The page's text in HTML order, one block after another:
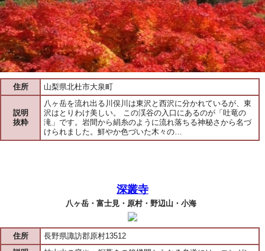
住所 山梨県北杜市大泉町
説明
抜粋
八ヶ岳を流れ出る川俣川は東沢と西沢に分かれているが、東
沢はとりわけ美しい。 この渓谷の入口にあるのが「吐竜の
滝」です。岩間から絹糸のように流れ落ちる神秘さから名づ
けられました。鮮やか色づいた木々の…
深叢寺
八ヶ岳・富士見・原村・野辺山・小海
住所
長野県諏訪郡原村13512